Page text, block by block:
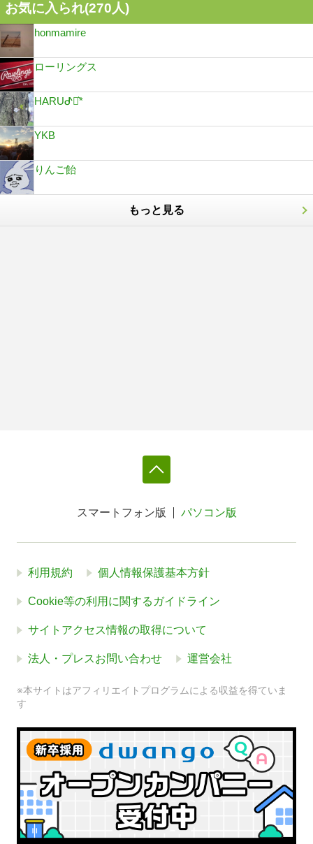
お気に入られ(270人)
honmamire
ローリングス
HARUᕷ⋆͛*
YKB
りんご飴
もっと見る
スマートフォン版 パソコン版
利用規約 個人情報保護基本方針
Cookie等の利用に関するガイドライン
サイトアクセス情報の取得について
法人・プレスお問い合わせ 運営会社
※本サイトはアフィリエイトプログラムによる収益を得ていま
す